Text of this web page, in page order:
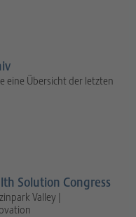
eine Übersicht der letzten
Solution Congress
Valley |